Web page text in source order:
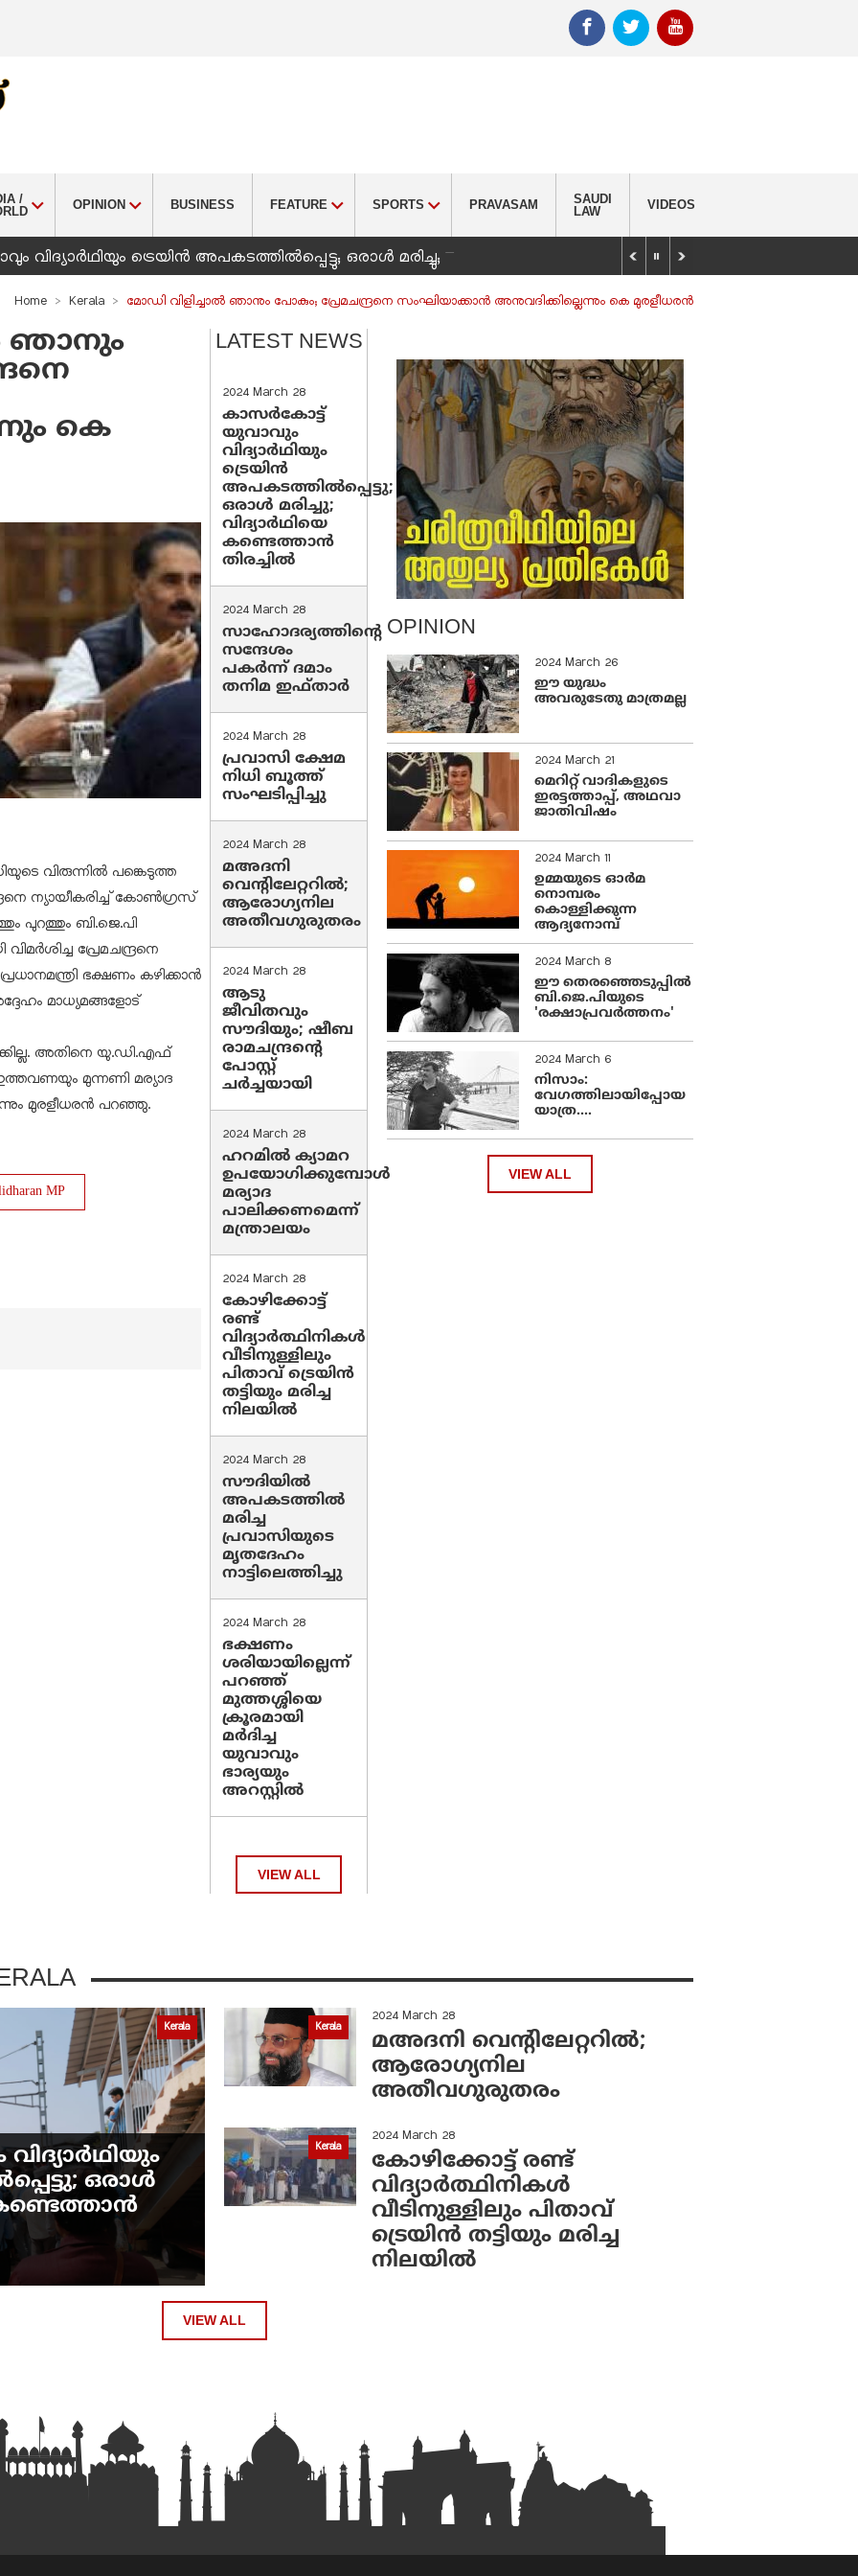
/
OPINION BUSINESS FEATURE SPORTS PRAVASAM
SAUDI
LAW
VIDEOS
വിദ്യാർഥിയും ട്രെയിൻ അപകടത്തിൽപ്പെട്ടു; ഒരാൾ മരിച്ചു; വിദ്യാർഥിയെ കണ്ടെത്താൻ തിരച്ചിൽ
Home Kerala മോഡി വിളിച്ചാൽ ഞാനും പോകും; പ്രേമചന്ദ്രനെ സംഘിയാക്കാൻ അനുവദിക്കില്ലെന്നും കെ മുരളീധരൻ
ഞാനും
കെ
വിരുന്നിൽ പങ്കെടുത്ത
ന്യായീകരിച്ച് കോൺഗ്രസ്
പുറത്തും ബി.ജെ.പി
പ്രേമചന്ദ്രനെ
ഭക്ഷണം കഴിക്കാൻ
മാധ്യമങ്ങളോട്
അതിനെ യു.ഡി.എഫ്
ഇത്തവണയും മുന്നണി മര്യാദ
മുരളീധരൻ പറഞ്ഞു.
MP
LATEST NEWS
2024 March 28
കാസർകോട്ട്
യുവാവും
വിദ്യാർഥിയും
ട്രെയിൻ
അപകടത്തിൽപ്പെട്ടു;
ഒരാൾ മരിച്ചു;
വിദ്യാർഥിയെ
കണ്ടെത്താൻ
തിരച്ചിൽ
2024 March 28
സാഹോദര്യത്തിന്റെ
സന്ദേശം
പകർന്ന് ദമാം
തനിമ ഇഫ്‌താർ
2024 March 28
പ്രവാസി ക്ഷേമ
നിധി ബൂത്ത്
സംഘടിപ്പിച്ചു
2024 March 28
മഅദനി
വെന്റിലേറ്ററിൽ;
ആരോഗ്യനില
അതീവഗുരുതരം
2024 March 28
ആടു
ജീവിതവും
സൗദിയും; ഷീബ
രാമചന്ദ്രന്റെ
പോസ്റ്റ്
ചര്‍ച്ചയായി
2024 March 28
ഹറമില്‍ ക്യാമറ
ഉപയോഗിക്കുമ്പോള്‍
മര്യാദ
പാലിക്കണമെന്ന്
മന്ത്രാലയം
2024 March 28
കോഴിക്കോട്ട്
രണ്ട്
വിദ്യാർത്ഥിനികൾ
വീടിനുള്ളിലും
പിതാവ് ട്രെയിൻ
തട്ടിയും മരിച്ച
നിലയിൽ
2024 March 28
സൗദിയില്‍
അപകടത്തില്‍
മരിച്ച
പ്രവാസിയുടെ
മൃതദേഹം
നാട്ടിലെത്തിച്ചു
2024 March 28
ഭക്ഷണം
ശരിയായില്ലെന്ന്
പറഞ്ഞ്
മുത്തശ്ശിയെ
ക്രൂരമായി
മര്‍ദിച്ച
യുവാവും
ഭാര്യയും
അറസ്റ്റില്‍
VIEW ALL
OPINION
2024 March 26
ഈ യുദ്ധം
അവരുടേതു മാത്രമല്ല
2024 March 21
മെറിറ്റ് വാദികളുടെ
ഇരട്ടത്താപ്പ്, അഥവാ
ജാതിവിഷം
2024 March 11
ഉമ്മയുടെ ഓർമ
നൊമ്പരം
കൊള്ളിക്കുന്ന
ആദ്യനോമ്പ്
2024 March 8
ഈ തെരഞ്ഞെടുപ്പില്‍
ബി.ജെ.പിയുടെ
'രക്ഷാപ്രവര്‍ത്തനം'
2024 March 6
നിസാം:
വേഗത്തിലായിപ്പോയ
യാത്ര....
VIEW ALL
Kerala
ഒരാൾ
കണ്ടെത്താൻ
Kerala
2024 March 28
മഅദനി വെന്റിലേറ്ററിൽ;
ആരോഗ്യനില
അതീവഗുരുതരം
Kerala
2024 March 28
കോഴിക്കോട്ട് രണ്ട്
വിദ്യാർത്ഥിനികൾ
വീടിനുള്ളിലും പിതാവ്
ട്രെയിൻ തട്ടിയും മരിച്ച
നിലയിൽ
VIEW ALL